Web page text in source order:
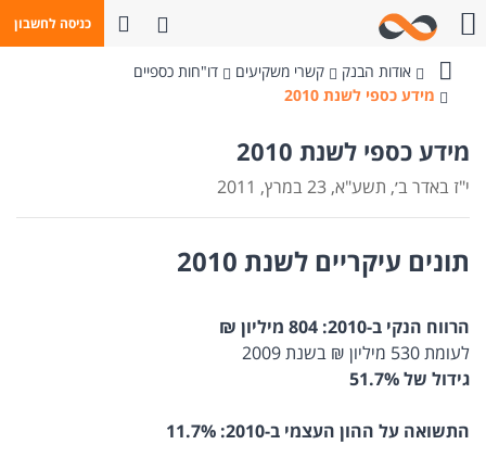
כניסה לחשבון
פתח חיפושחייגו אלינו
בנק
אודות הבנק קשרי משקיעים
דו"חות כספיים
מידע כספי לשנת 2010
מידע כספי לשנת 2010
י"ז באדר ב׳, תשע"א, 23 במרץ, 2011
תונים עיקריים לשנת 2010
הרווח הנקי ב-2010: 804 מיליון ₪
לעומת 530 מיליון ₪ בשנת 2009
גידול של 51.7%
התשואה על ההון העצמי ב-2010: 11.7%